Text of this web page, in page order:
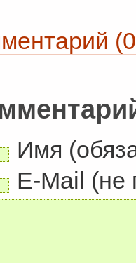
Имя
E-Mail (не